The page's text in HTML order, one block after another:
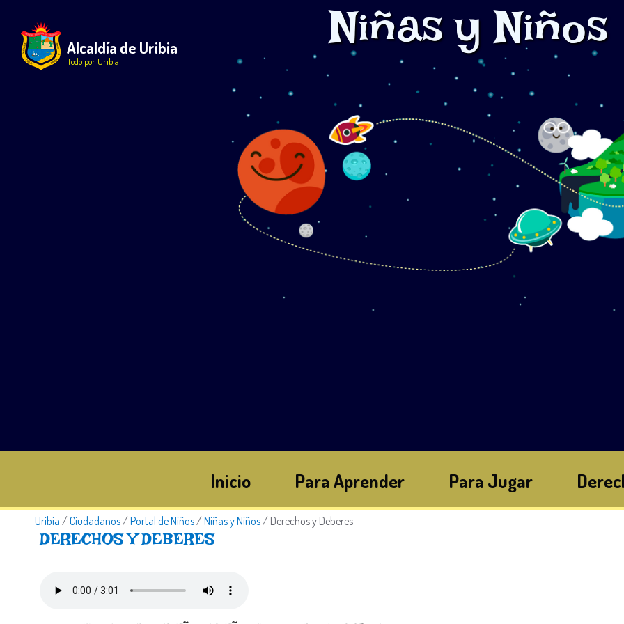
Alcaldía de Uribia
Todo por Uribia Niñas y Niños
Inicio Para Aprender Para Jugar
Uribia / Ciudadanos/ Portal de Niños/ Niñas y Niños/ Derechos y Deberes
​D​ERECHOS Y DEBERES